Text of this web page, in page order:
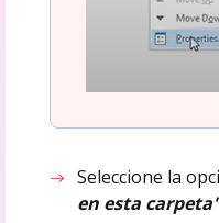
Seleccione la
en esta